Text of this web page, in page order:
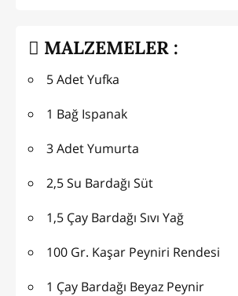
MALZEMELER :
5 Adet Yufka
1 Bağ Ispanak
3 Adet Yumurta
2,5 Su Bardağı Süt
1,5 Çay Bardağı Sıvı Yağ
100 Gr. Kaşar Peyniri Rendesi
1 Çay Bardağı Beyaz Peynir